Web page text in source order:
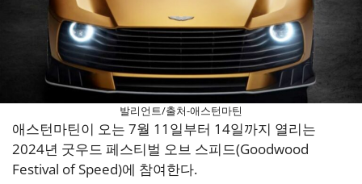
발리언트/출처-애스턴마틴
애스턴마틴이 오는 7월 11일부터 14일까지 열리는
2024년 굿우드 페스티벌 오브 스피드(Goodwood
Festival of Speed)에 참여한다.